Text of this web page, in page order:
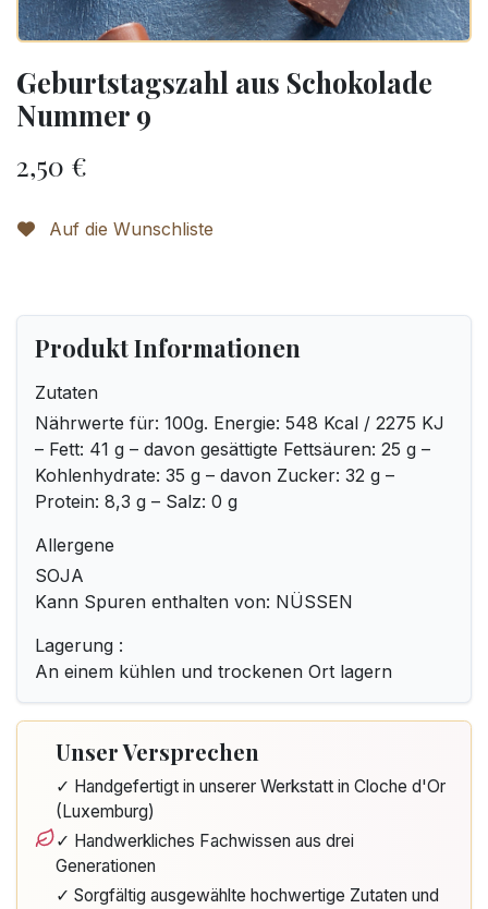
Geburtstagszahl aus Schokolade
Nummer 9
2,50 €
Auf die Wunschliste
Produkt Informationen
Zutaten
Nährwerte für: 100g. Energie: 548 Kcal / 2275 KJ
– Fett: 41 g – davon gesättigte Fettsäuren: 25 g –
Kohlenhydrate: 35 g – davon Zucker: 32 g –
Protein: 8,3 g – Salz: 0 g
Allergene
SOJA
Kann Spuren enthalten von: NÜSSEN
Lagerung :
An einem kühlen und trockenen Ort lagern
Unser Versprechen
✓ Handgefertigt in unserer Werkstatt in Cloche d'Or
(Luxemburg)
✓ Handwerkliches Fachwissen aus drei
Generationen
✓ Sorgfältig ausgewählte hochwertige Zutaten und